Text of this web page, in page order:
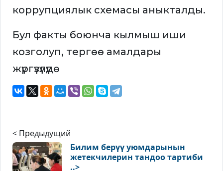
коррупциялык схемасы аныкталды.
Бул факты боюнча кылмыш иши
козголуп, тергөө амалдары
жүргүзүлүүдө
< Предыдущий
Билим берүү уюмдарынын
жетекчилерин тандоо тартиби
..>